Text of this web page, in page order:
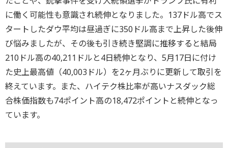
に働く可能性も意識され続伸となりました。137ドル高でス
タートしたダウ平均は昼過ぎに350ドル高まで上昇した後伸
び悩みましたが、その後も引き続き堅調に推移すると結局
210ドル高の40,211ドルと4日続伸となり、5月17日に付け
た史上最高値（40,003ドル）を2ヶ月ぶりに更新して取引を
終えています。また、ハイテク株比率が高いナスダック総
合株価指数も74ポイント高の18,472ポイントと続伸となっ
ています。